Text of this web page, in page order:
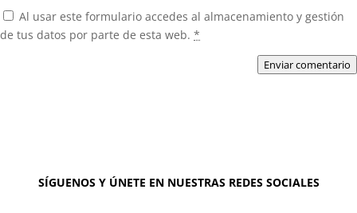
Al usar este formulario accedes al almacenamiento y gestión
de tus datos por parte de esta web. *
Enviar comentario
SÍGUENOS Y ÚNETE EN NUESTRAS REDES SOCIALES